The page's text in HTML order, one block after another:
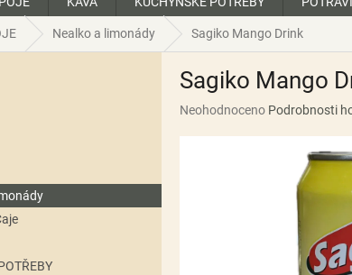
Nealko a limonády Sagiko Mango Drink
Sagiko Mango
Průměrné
Neohodnoceno Podrobnosti